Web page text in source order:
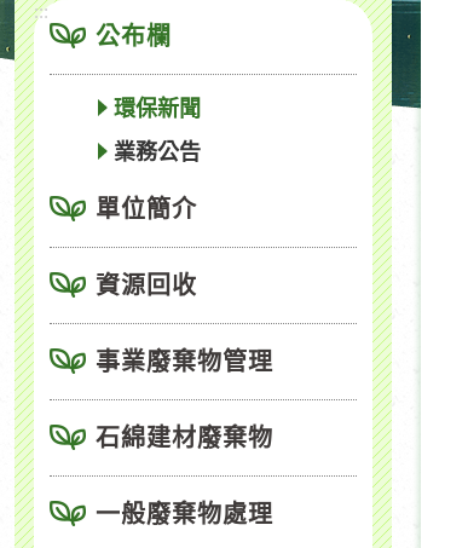
:::
公布欄
環保新聞
業務公告
單位簡介
資源回收
事業廢棄物管理
石綿建材廢棄物
一般廢棄物處理